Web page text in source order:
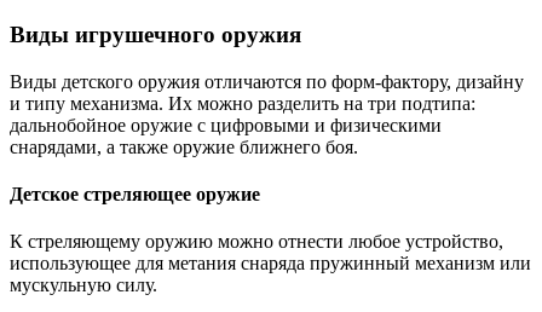
Виды игрушечного оружия
Виды детского оружия отличаются по форм-фактору, дизайну
и типу механизма. Их можно разделить на три подтипа:
дальнобойное оружие с цифровыми и физическими
снарядами, а также оружие ближнего боя.
Детское стреляющее оружие
К стреляющему оружию можно отнести любое устройство,
использующее для метания снаряда пружинный механизм или
мускульную силу.